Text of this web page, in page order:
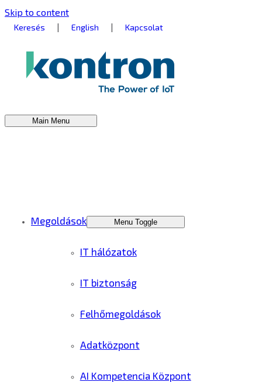
Skip to content
Keresés | English | Kapcsolat
Main Menu
Megoldások Menu Toggle
IT hálózatok
IT biztonság
Felhőmegoldások
Adatközpont
AI Kompetencia Központ